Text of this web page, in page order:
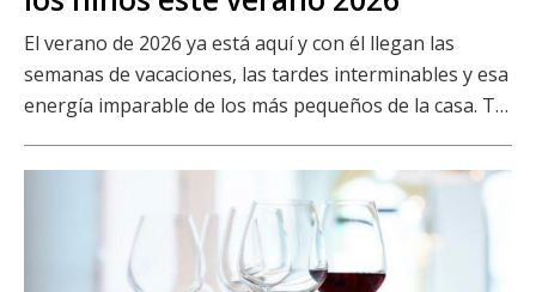
El verano de 2026 ya está aquí y con él llegan las
semanas de vacaciones, las tardes interminables y esa
energía imparable de los más pequeños de la casa. T…